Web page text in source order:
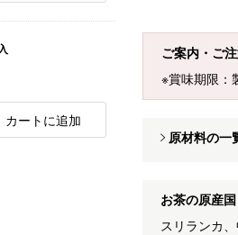
ご案内・ご
※賞味期限：
原材料の一
お茶の原産国
スリランカ
カートに追加